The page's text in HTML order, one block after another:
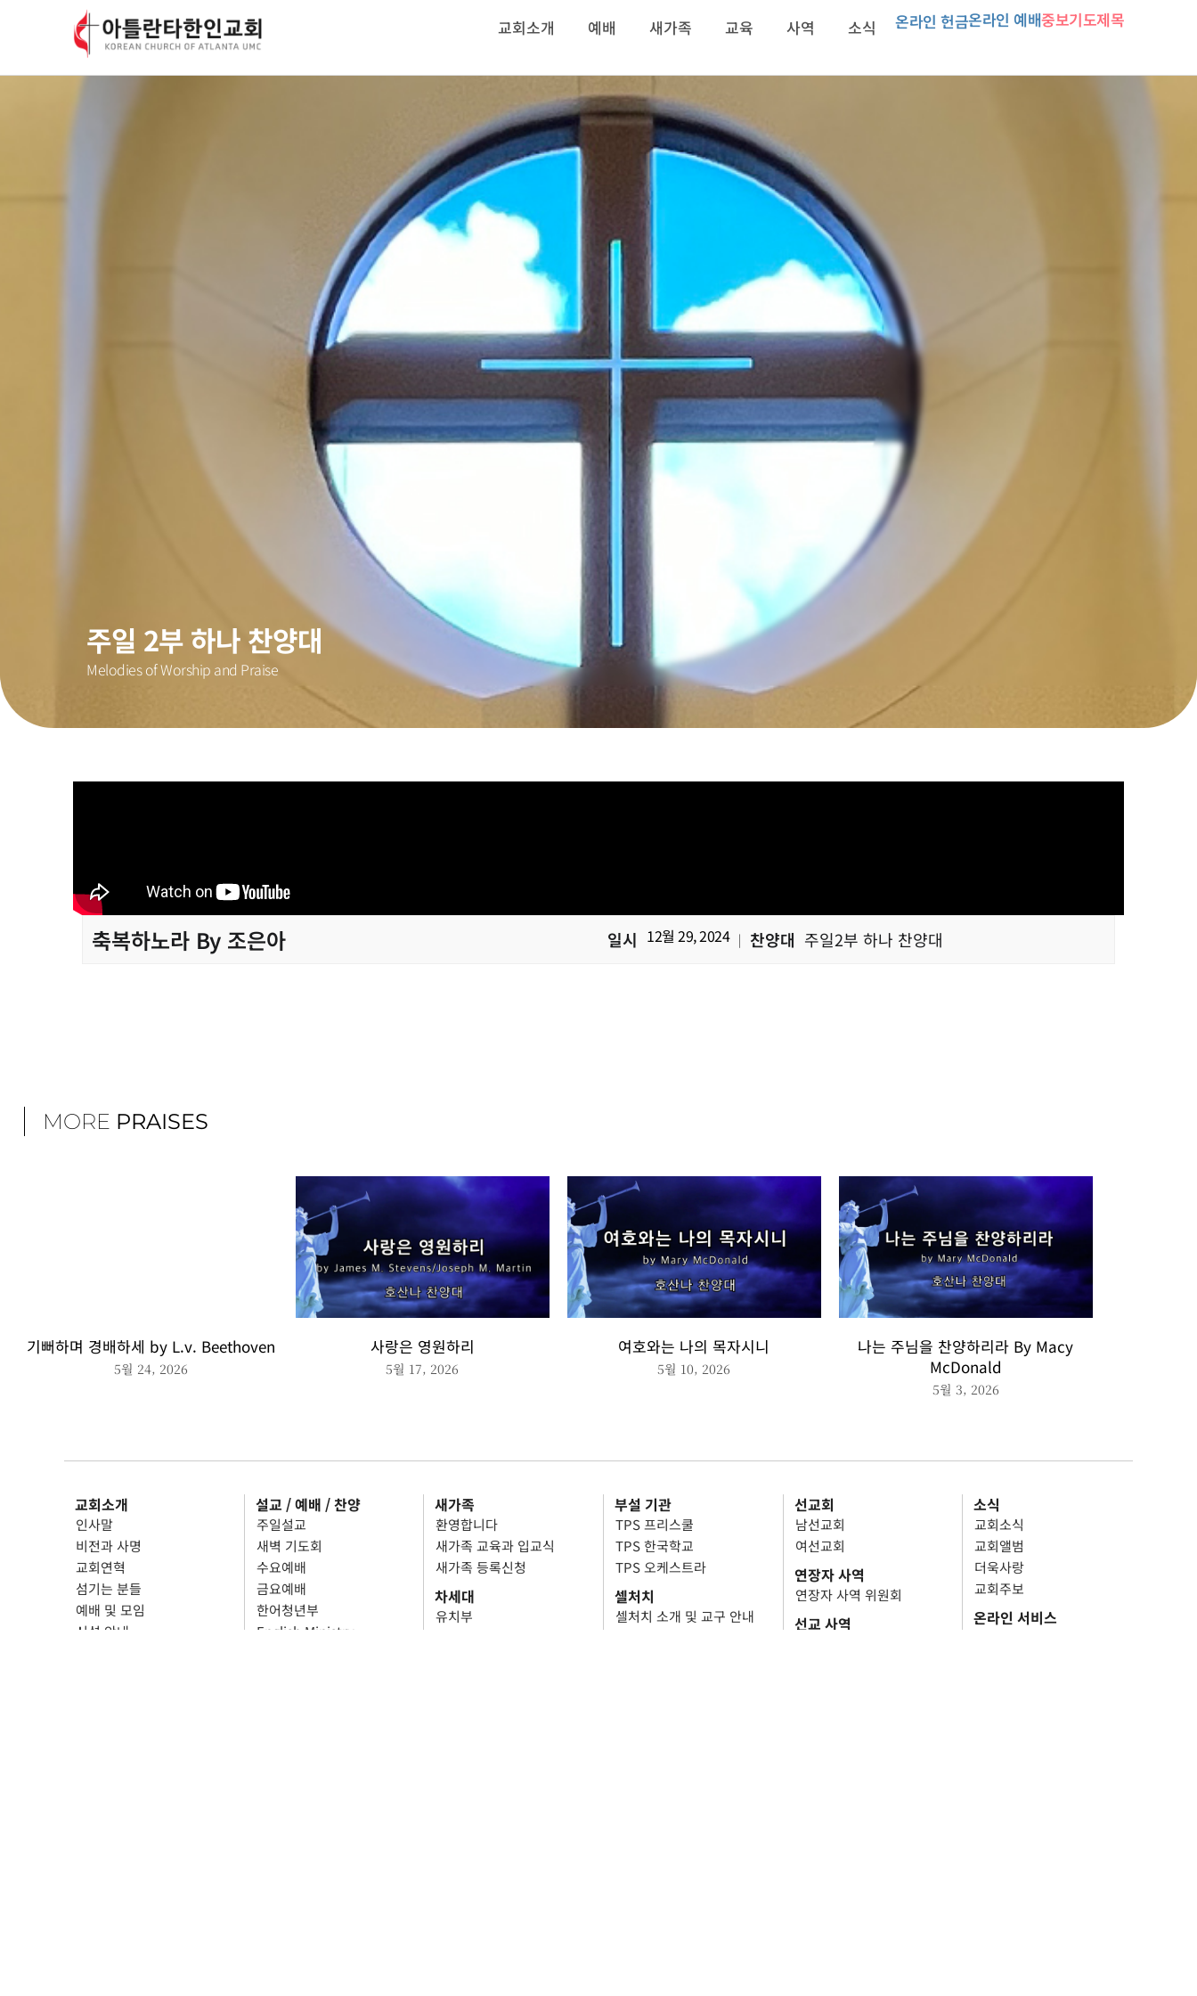
교회소개 예배 새가족 교육 사역 소식 온라인 헌금온라인 예배중보기도제목
주일 2부 하나 찬양대
Melodies of Worship and Praise
축복하노라 By 조은아 일시 12월 29, 2024 | 찬양대 주일2부 하나 찬양대
MORE PRAISES
기뻐하며 경배하세 by L.v. Beethoven
5월 24, 2026
사랑은 영원하리
5월 17, 2026
여호와는 나의 목자시니
5월 10, 2026
나는 주님을 찬양하리라 By Macy
McDonald
5월 3, 2026
교회소개
인사말
비전과 사명
교회연혁
섬기는 분들
예배 및 모임
시설 안내
설교 / 예배 / 찬양
주일설교
새벽 기도회
수요예배
금요예배
한어청년부
English Ministry
새가족
환영합니다
새가족 교육과 입교식
새가족 등록신청
차세대
유치부
부설 기관
TPS 프리스쿨
TPS 한국학교
TPS 오케스트라
셀처치
셀처치 소개 및 교구 안내
선교회
남선교회
여선교회
연장자 사역
연장자 사역 위원회
선교 사역
소식
교회소식
교회앨범
더욱사랑
교회주보
온라인 서비스